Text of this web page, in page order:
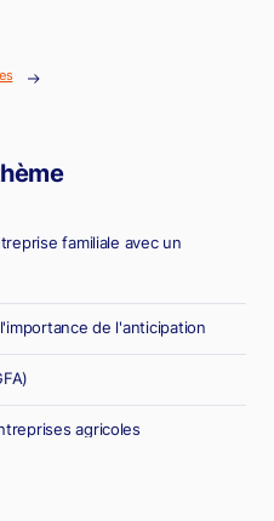
familiale avec un
de l'anticipation
agricoles